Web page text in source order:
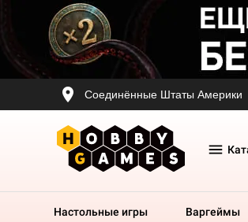
Соединённые Штаты Америки
Настольные игры Варгеймы